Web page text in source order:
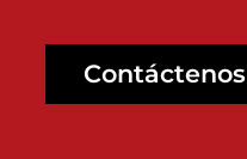
Contáctenos